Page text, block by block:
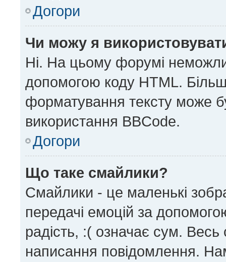
Догори
Чи можу я
Ні. На цьому форумі
допомогою коду HTML.
форматування тексту може
використання BBCode.
Догори
Що таке смайлики?
Смайлики - це маленькі
передачі емоцій за
радість, :( означає сум.
написання повідомлення.